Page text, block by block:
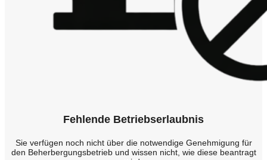
Fehlende Betriebserlaubnis
Sie verfügen noch nicht über die notwendige Genehmigung für
den Beherbergungsbetrieb und wissen nicht, wie diese beantragt